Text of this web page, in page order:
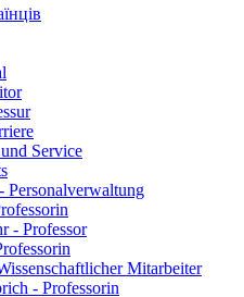
Service
Personalverwaltung
- Professor
Mitarbeiter
- Professorin